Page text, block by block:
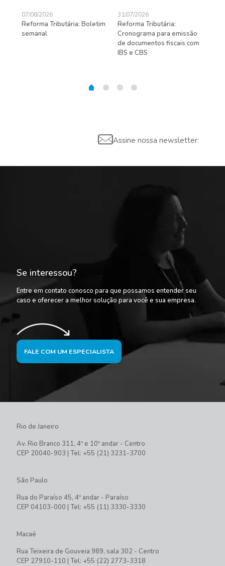
07/08/2026
Reforma Tributária: Boletim
semanal
31/07/2026
Reforma Tributária:
Cronograma para emissão
de documentos fiscais com
IBS e CBS
Assine nossa newsletter:
Se interessou?
Entre em contato conosco para que possamos entender seu
caso e oferecer a melhor solução para você e sua empresa.
FALE COM UM ESPECIALISTA
Rio de Janeiro
Av. Rio Branco 311, 4º e 10º andar - Centro
CEP 20040-903 | Tel: +55 (21) 3231-3700
São Paulo
Rua do Paraíso 45, 4º andar - Paraíso
CEP 04103-000 | Tel: +55 (11) 3330-3330
Macaé
Rua Teixeira de Gouveia 989, sala 302 - Centro
CEP 27910-110 | Tel: +55 (22) 2773-3318